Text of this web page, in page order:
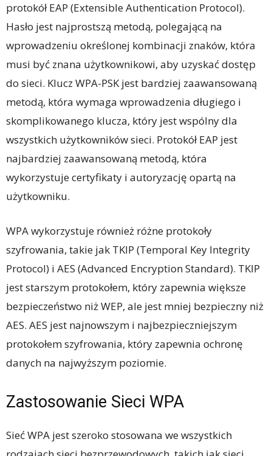
protokół EAP (Extensible Authentication Protocol).
Hasło jest najprostszą metodą, polegającą na
wprowadzeniu określonej kombinacji znaków, która
musi być znana użytkownikowi, aby uzyskać dostęp
do sieci. Klucz WPA-PSK jest bardziej zaawansowaną
metodą, która wymaga wprowadzenia długiego i
skomplikowanego klucza, który jest wspólny dla
wszystkich użytkowników sieci. Protokół EAP jest
najbardziej zaawansowaną metodą, która
wykorzystuje certyfikaty i autoryzację opartą na
użytkowniku.
WPA wykorzystuje również różne protokoły
szyfrowania, takie jak TKIP (Temporal Key Integrity
Protocol) i AES (Advanced Encryption Standard). TKIP
jest starszym protokołem, który zapewnia większe
bezpieczeństwo niż WEP, ale jest mniej bezpieczny niż
AES. AES jest najnowszym i najbezpieczniejszym
protokołem szyfrowania, który zapewnia ochronę
danych na najwyższym poziomie.
Zastosowanie Sieci WPA
Sieć WPA jest szeroko stosowana we wszystkich